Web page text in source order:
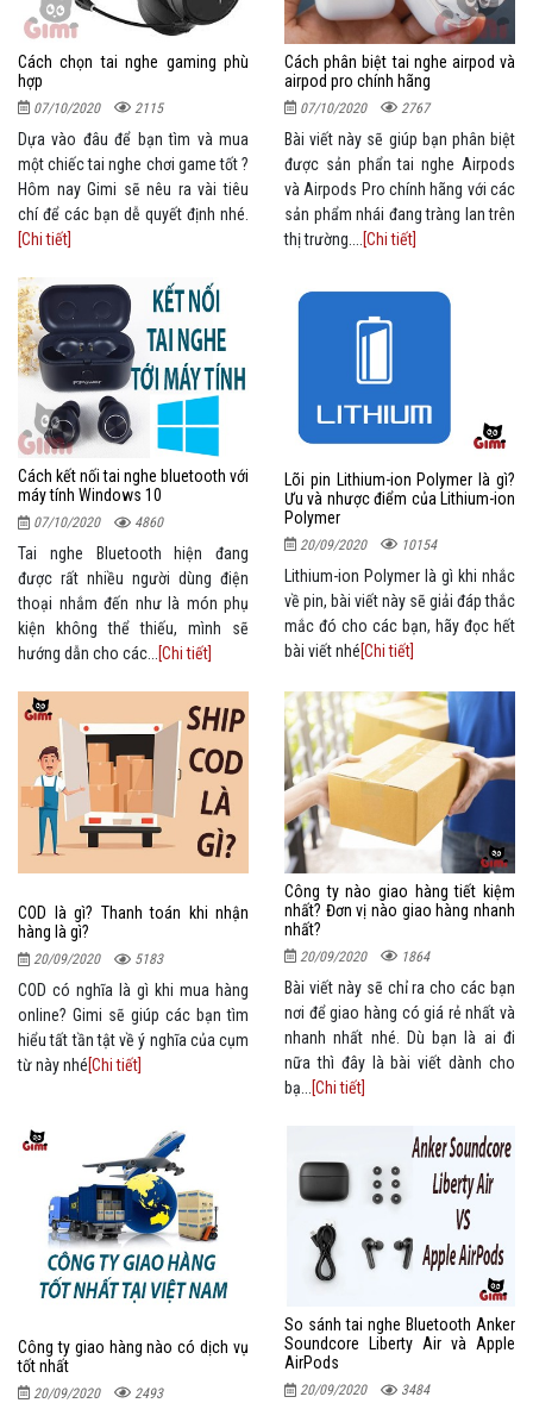
Cách chọn tai nghe gaming phù
hợp
07/10/2020 2115
Dựa vào đâu để bạn tìm và mua
một chiếc tai nghe chơi game tốt ?
Hôm nay Gimi sẽ nêu ra vài tiêu
chí để các bạn dễ quyết định nhé.
[Chi tiết]
Cách phân biệt tai nghe airpod và
airpod pro chính hãng
07/10/2020 2767
Bài viết này sẽ giúp bạn phân biệt
được sản phẩn tai nghe Airpods
và Airpods Pro chính hãng với các
sản phẩm nhái đang tràng lan trên
thị trường....
[Chi tiết]
Cách kết nối tai nghe bluetooth với
máy tính Windows 10
07/10/2020 4860
Tai nghe Bluetooth hiện đang
được rất nhiều người dùng điện
thoại nhắm đến như là món phụ
kiện không thể thiếu, mình sẽ
hướng dẫn cho các...[Chi tiết]
Lõi pin Lithium-ion Polymer là gì?
Ưu và nhược điểm của Lithium-ion
Polymer
20/09/2020 10154
Lithium-ion Polymer là gì khi nhắc
về pin, bài viết này sẽ giải đáp thắc
mắc đó cho các bạn, hãy đọc hết
bài viết nhé[Chi tiết]
COD là gì? Thanh toán khi nhận
hàng là gì?
20/09/2020 5183
COD có nghĩa là gì khi mua hàng
online? Gimi sẽ giúp các bạn tìm
hiểu tất tần tật về ý nghĩa của cụm
từ này nhé[Chi tiết]
Công ty nào giao hàng tiết kiệm
nhất? Đơn vị nào giao hàng nhanh
nhất?
20/09/2020 1864
Bài viết này sẽ chỉ ra cho các bạn
nơi để giao hàng có giá rẻ nhất và
nhanh nhất nhé. Dù bạn là ai đi
nữa thì đây là bài viết dành cho
bạ...
[Chi tiết]
Công ty giao hàng nào có dịch vụ
tốt nhất
20/09/2020 2493
So sánh tai nghe Bluetooth Anker
Soundcore Liberty Air và Apple
AirPods
20/09/2020 3484